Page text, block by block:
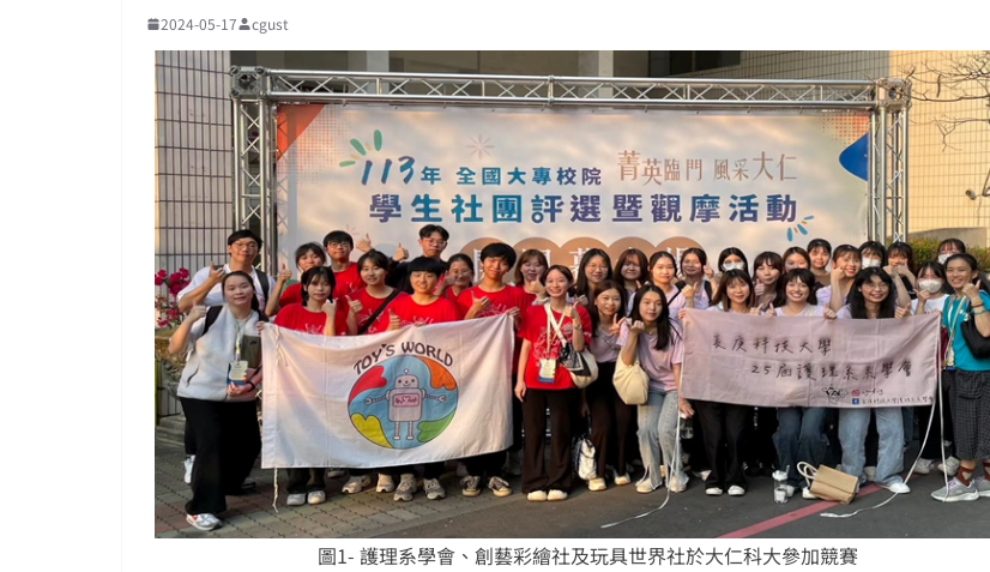
2024-05-17 cgust
圖1- 護理系學會、創藝彩繪社及玩具世界社於大仁科大參加競賽